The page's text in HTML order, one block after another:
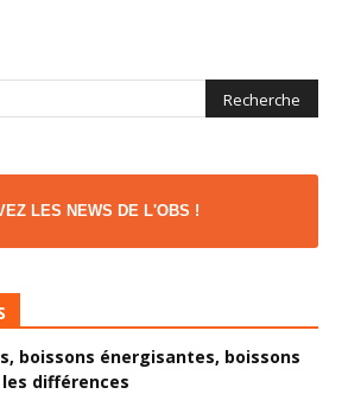
LES NEWS DE L'OBS !
boissons énergisantes, boissons
différences